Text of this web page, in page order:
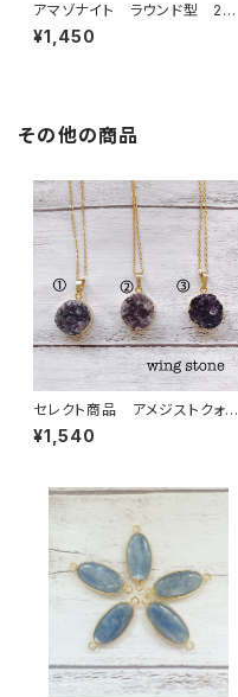
アマゾナイト ラウンド型 2カ
ン
¥1,450
その他の商品
セレクト商品 アメジストクォー
ツ ペンダントトップ①②③ チ
ェーン付き
¥1,540